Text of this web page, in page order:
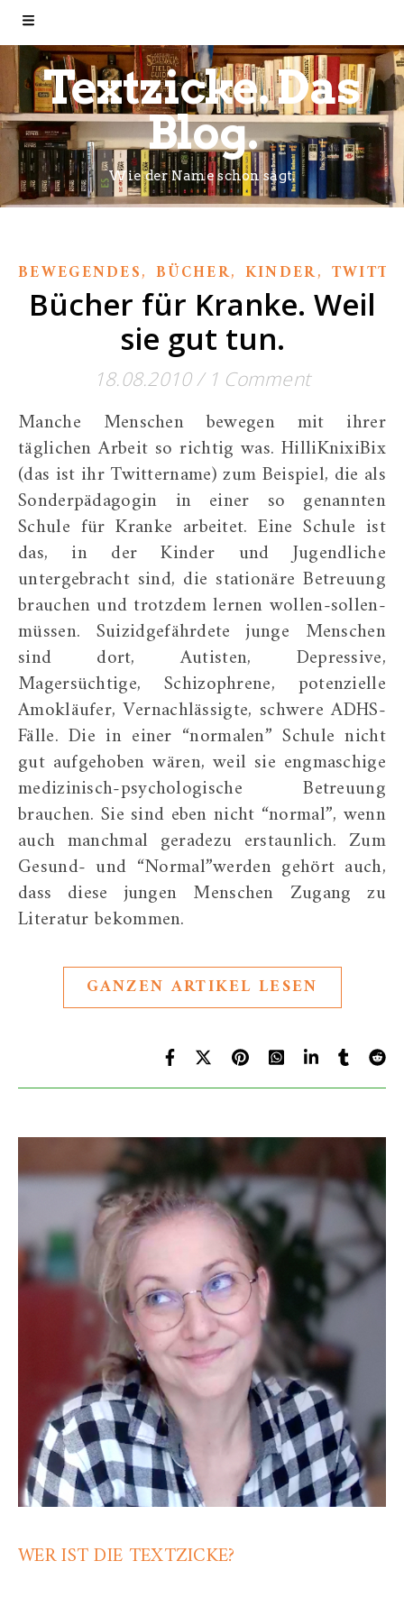
Textzicke. Das
Blog.
Wie der Name schon sagt.
BEWEGENDES, BÜCHER, KINDER,
Bücher für Kranke. Weil
sie gut tun.
18.08.2010/ 1 Comment
Manche Menschen bewegen mit ihrer
täglichen Arbeit so richtig was. HilliKnixiBix
(das ist ihr Twittername) zum Beispiel, die als
Sonderpädagogin in einer so genannten
Schule für Kranke arbeitet. Eine Schule ist
das, in der Kinder und Jugendliche
untergebracht sind, die stationäre Betreuung
brauchen und trotzdem lernen wollen-sollen-
müssen. Suizidgefährdete junge Menschen
sind dort, Autisten, Depressive,
Magersüchtige, Schizophrene, potenzielle
Amokläufer, Vernachlässigte, schwere ADHS-
Fälle. Die in einer “normalen” Schule nicht
gut aufgehoben wären, weil sie engmaschige
medizinisch-psychologische Betreuung
brauchen. Sie sind eben nicht “normal”, wenn
auch manchmal geradezu erstaunlich. Zum
Gesund- und “Normal”werden gehört auch,
dass diese jungen Menschen Zugang zu
Literatur bekommen.
GANZEN ARTIKEL LESEN
WER IST DIE TEXTZICKE?